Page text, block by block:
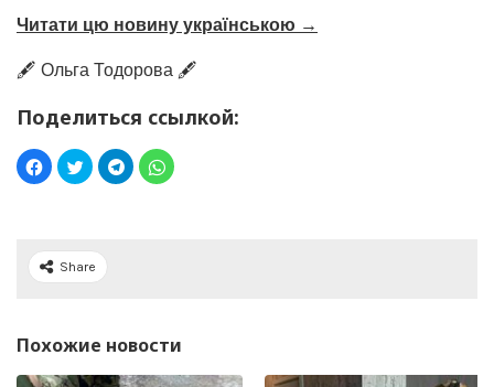
Читати цю новину українською →
🖋️ Ольга Тодорова 🖋️
Поделиться ссылкой:
Share
Похожие новости